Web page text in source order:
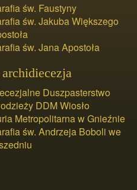
św. Faustyny
św. Jakuba Większego
św. Jana Apostoła
Duszpasterstwo
DDM Wiosło
Metropolitarna w Gnieźnie
św. Andrzeja Boboli we